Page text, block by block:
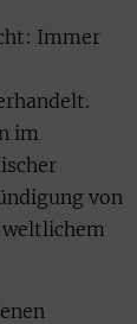
Immer
im
von